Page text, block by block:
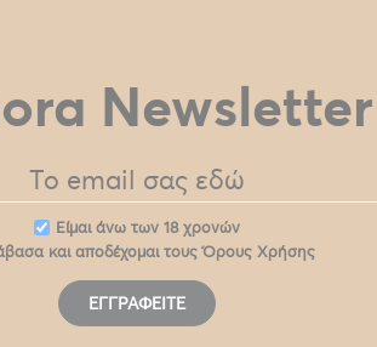
Newsletter
Eίμαι άνω των 18 χρονών
και αποδέχομαι τουςΌρους Χρήσης
ΕΓΓΡΑΦΕΊΤΕ